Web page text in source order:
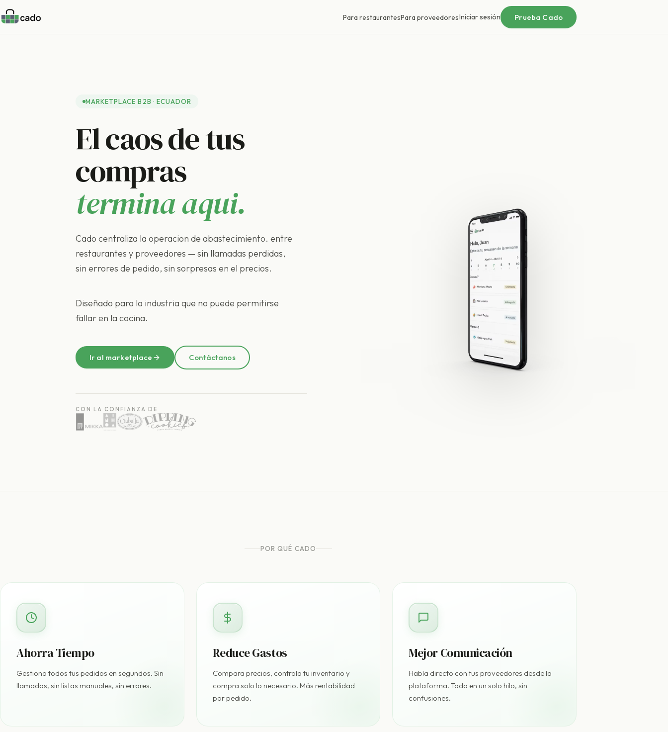
Para restaurantesPara proveedoresIniciar sesión Prueba Cado
MARKETPLACE B2B · ECUADOR
El caos de tus
compras
termina aqui.
Cado centraliza la operacion de abastecimiento. entre
restaurantes y proveedores — sin llamadas perdidas,
sin errores de pedido, sin sorpresas en el precios.
Diseñado para la industria que no puede permitirse
fallar en la cocina.
Ir al marketplace Contáctanos
CON LA CONFIANZA DE
POR QUÉ CADO
Ahorra Tiempo
Gestiona todos tus pedidos en segundos. Sin
llamadas, sin listas manuales, sin errores.
Reduce Gastos
Compara precios, controla tu inventario y
compra solo lo necesario. Más rentabilidad
por pedido.
Mejor Comunicación
Habla directo con tus proveedores desde la
plataforma. Todo en un solo hilo, sin
confusiones.